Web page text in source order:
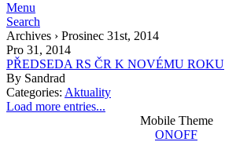
Menu
Search
Archives › Prosinec 31st, 2014
Pro 31, 2014
PŘEDSEDA RS ČR K NOVÉMU ROKU
By Sandrad
Categories: Aktuality
Load more entries...
Mobile Theme
ONOFF